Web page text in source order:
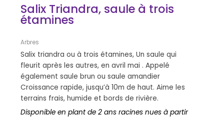
Salix Triandra, saule à trois
étamines
Arbres
Salix triandra ou à trois étamines, Un saule qui
fleurit après les autres, en avril mai . Appelé
également saule brun ou saule amandier
Croissance rapide, jusqu’à 10m de haut. Aime les
terrains frais, humide et bords de rivière.
Disponible en plant de 2 ans racines nues à partir